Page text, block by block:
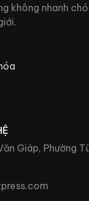
không nhanh
Giáp, Phường